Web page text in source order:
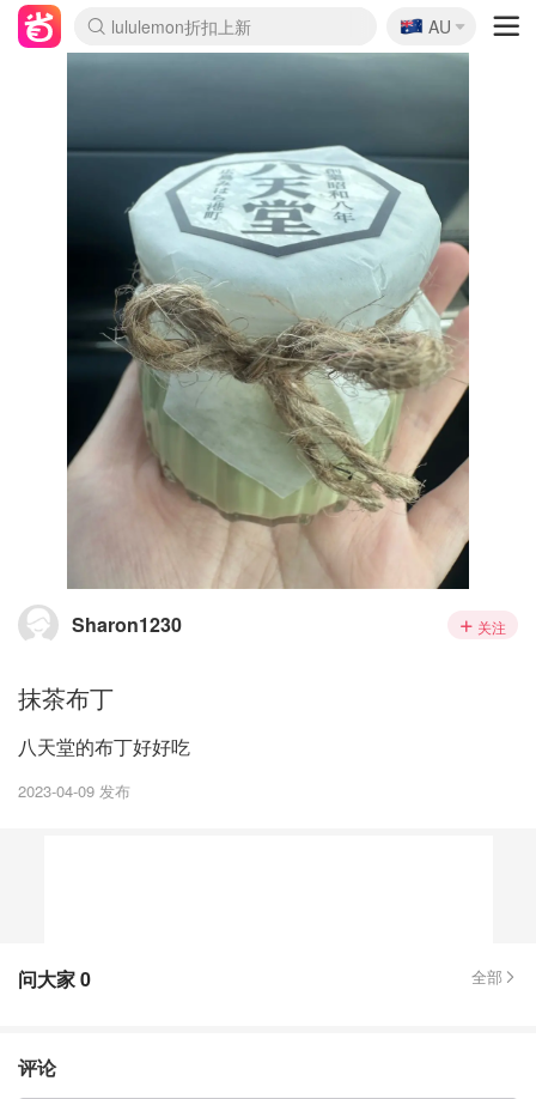
lululemon折扣上新
Sasa美妆护肤3.5折
SSENSE年中3折
FreshBeauty好价汇总
Cettire降价+叠9折
WWS Coles超市实拍
viagogo二手票捡漏
Myer超级周末1折
The Outnet奢牌1折起
David Jones 3折起
Flannels大牌1折
Perfumes Club护肤1折
AMIRO返校季6.2折
Amazon折扣汇总
eToro入金$200送$50
Amazon数码好物
ICONIC本周7.5折
ThedoubleF高奢地板价
Moose Knuckles 6折
丝芙兰5折起
EUFY官网3.7折起
Selenichast首饰2折
Trip机票酒店促销
YSL送5件彩妆礼
Amazon家居好物
Amazon美妆护肤
雅漾大喷$8
过敏原检测盒$33
伊索独家赠50ml沐浴露
科颜氏清仓3折
SEALIFE海洋馆门票6折
丝塔芙大白罐$16
订阅Newsletter送香薰
Cult Beauty 6.8折
Harrods圣诞日历2.3折
LN-CC奢牌私促3折
d'Alba空姐喷雾$16
EVE LOM套装逆天2折
Bernardelli独家4折
Adore Beauty 6折起
CT圣诞日历
Mytheresa奢品2.7折
Luxury Escapes 9折
Currentbody美容仪9折
MOON Garden Live
Roborock扫地机3.7折
Tingo Life水杯$24
Valentino官网5折
CR洗发护发6.3折
修丽可套装7.4折
Myer彩妆2件7折
GANNI官网4.5折
Stylevana韩妆4折
Tessabit高奢8.5折
OGX洗护4折
Amazon阿德莱德次日达
卡诗8.5折+赠礼
Philips Hue灯具8折
🇦🇺
AU
Sharon1230 关注
抹茶布丁
八天堂的布丁好好吃
2023-04-09 发布
问大家0 全部
评论